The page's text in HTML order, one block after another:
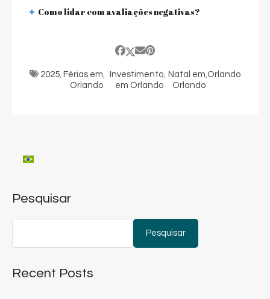
Como lidar com avaliações negativas?
2025 Férias em
Orlando
Investimento
em Orlando
,
Natal em
Orlando
Orlando
Pesquisar
Pesquisar
Recent Posts